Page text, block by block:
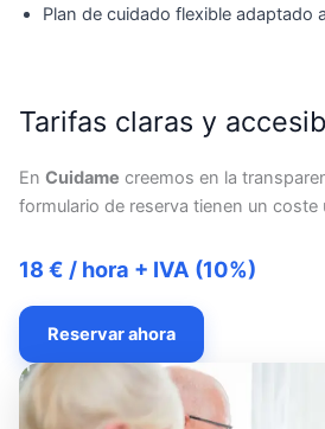
Plan de cuidado flexible adaptado
Tarifas claras y
En Cuidame creemos en la
formulario de reserva tienen un coste
18 € / hora + IVA (10%)
Reservar ahora